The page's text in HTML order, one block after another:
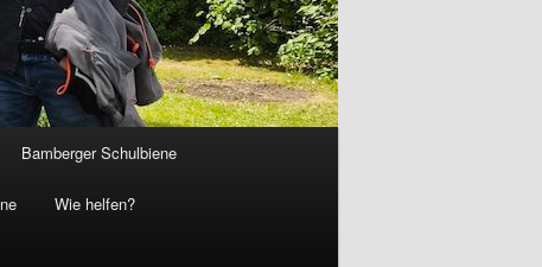
Bamberger Schulbiene
Wie helfen?